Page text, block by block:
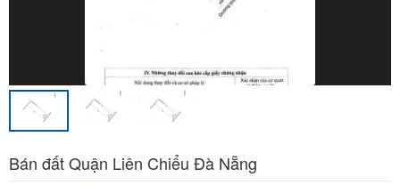
Bán đất Quận Liên Chiểu Đà Nẵng